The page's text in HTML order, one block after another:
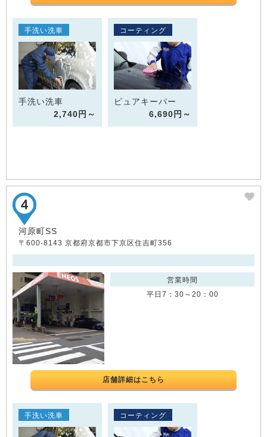
手洗い洗車
手洗い洗車
2,740円～
コーティング
ピュアキーパー
6,690円～
河原町SS
〒600-8143 京都府京都市下京区住吉町356
営業時間
平日7：30～20：00
店舗詳細はこちら
手洗い洗車 コーティング